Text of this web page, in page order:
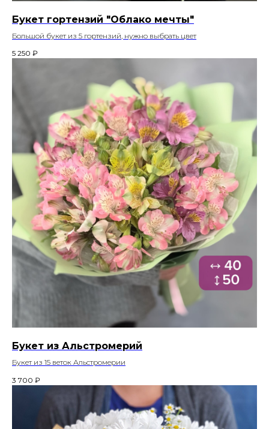
Букет гортензий "Облако мечты"
Большой букет из 5 гортензий, нужно выбрать цвет
5 250 ₽
Букет из Альстромерий
Букет из 15 веток Альстромерии
3 700 ₽